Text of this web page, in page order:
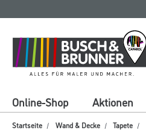
springen
springen
Online-Shop Aktionen
Startseite Wand & Decke Tapete